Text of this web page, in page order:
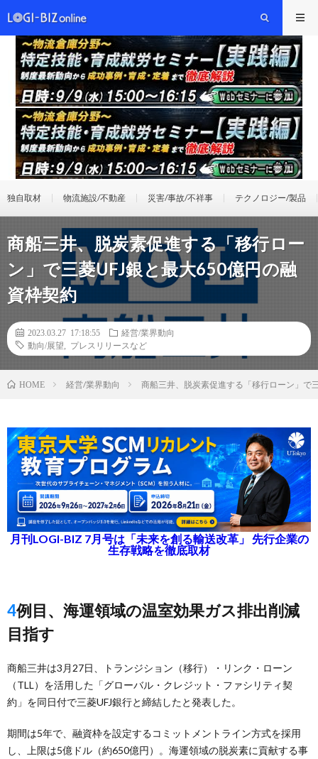
独自取材 物流施設/不動産 災害/事故/不祥事 テクノロジー/製品
商船三井、脱炭素促進する「移行ロー
ン」で三菱UFJ銀と最大650億円の融
資枠契約
2023.03.27 17:18:55
経営/業界動向
動向/展望
プレスリリースなど
HOME 経営/業界動向 商船三井、脱炭素促進する「移行ローン」で
月刊LOGI-BIZ 7月号は「未来を創る輸送改革」 先行企業の
生存戦略を徹底取材
4例目、海運領域の温室効果ガス排出削減
目指す
商船三井は3月27日、トランジション（移行）・リンク・ローン
（TLL）を活用した「グローバル・クレジット・ファシリティ契
約」を同日付で三菱UFJ銀行と締結したと発表した。
期間は5年で、融資枠を設定するコミットメントライン方式を採用
し、上限は5億ドル（約650億円）。海運領域の脱炭素に貢献する事